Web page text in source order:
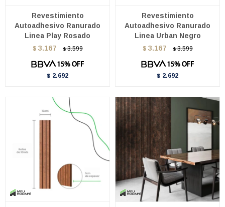
Revestimiento
Autoadhesivo Ranurado
Linea Play Rosado
$ 3.167 $ 3.599
$ 2.692
Revestimiento
Autoadhesivo Ranurado
Linea Urban Negro
$ 3.167 $ 3.599
$ 2.692